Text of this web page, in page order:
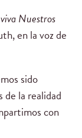
Nuestros
en la voz de
sido
de la realidad
con